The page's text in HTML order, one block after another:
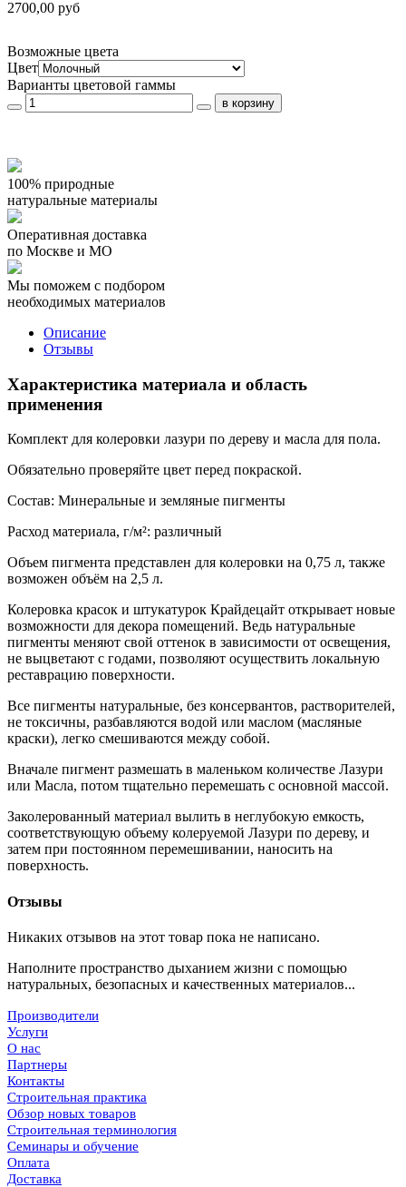
2700,00 руб
Возможные цвета
Цвет
Варианты цветовой гаммы
100% природные
натуральные материалы
Оперативная доставка
по Москве и МО
Мы поможем с подбором
необходимых материалов
Описание
Отзывы
Характеристика материала и область
применения
Комплект для колеровки лазури по дереву и масла для пола.
Обязательно проверяйте цвет перед покраской.
Состав: Минеральные и земляные пигменты
Расход материала, г/м²: различный
Объем пигмента представлен для колеровки на 0,75 л, также
возможен объём на 2,5 л.
Колеровка красок и штукатурок Крайдецайт открывает новые
возможности для декора помещений. Ведь натуральные
пигменты меняют свой оттенок в зависимости от освещения,
не выцветают с годами, позволяют осуществить локальную
реставрацию поверхности.
Все пигменты натуральные, без консервантов, растворителей,
не токсичны, разбавляются водой или маслом (масляные
краски), легко смешиваются между собой.
Вначале пигмент размешать в маленьком количестве Лазури
или Масла, потом тщательно перемешать с основной массой.
Заколерованный материал вылить в неглубокую емкость,
соответствующую объему колеруемой Лазури по дереву, и
затем при постоянном перемешивании, наносить на
поверхность.
Отзывы
Никаких отзывов на этот товар пока не написано.
Наполните пространство дыханием жизни с помощью
натуральных, безопасных и качественных материалов...
Производители
Услуги
О нас
Партнеры
Контакты
Строительная практика
Обзор новых товаров
Строительная терминология
Семинары и обучение
Оплата
Доставка